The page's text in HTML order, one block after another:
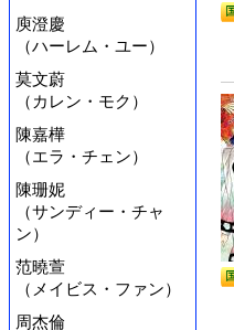
庾澄慶
（ハーレム・ユー）
莫文蔚
（カレン・モク）
陳嘉樺
（エラ・チェン）
陳珊妮
（サンディー・チャ
ン）
范曉萱
（メイビス・ファン）
周杰倫